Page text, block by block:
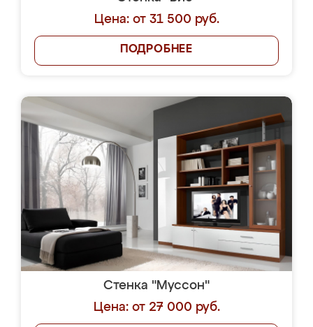
Цена: от 31 500 руб.
ПОДРОБНЕЕ
Стенка "Муссон"
Цена: от 27 000 руб.